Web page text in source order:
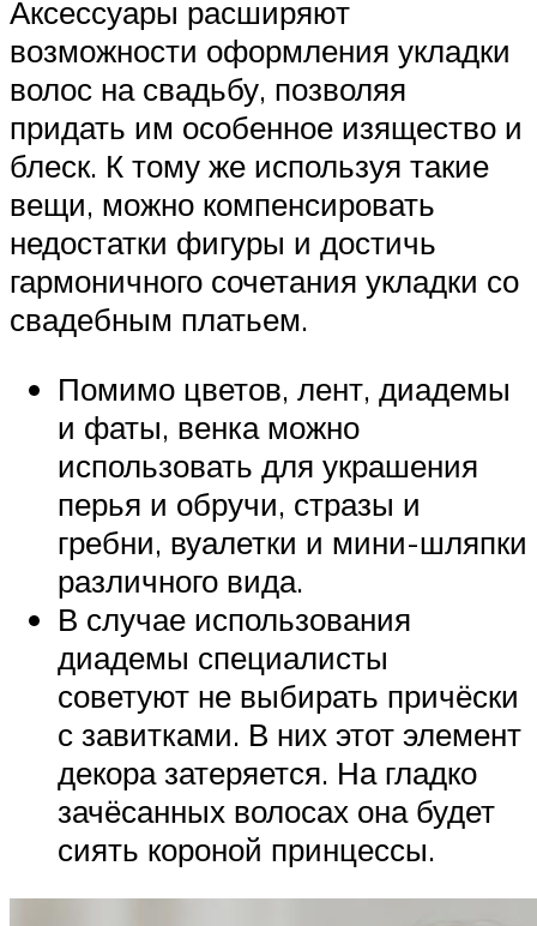
Аксессуары расширяют
возможности оформления укладки
волос на свадьбу, позволяя
придать им особенное изящество и
блеск. К тому же используя такие
вещи, можно компенсировать
недостатки фигуры и достичь
гармоничного сочетания укладки со
свадебным платьем.
Помимо цветов, лент, диадемы
и фаты, венка можно
использовать для украшения
перья и обручи, стразы и
гребни, вуалетки и мини-шляпки
различного вида.
В случае использования
диадемы специалисты
советуют не выбирать причёски
с завитками. В них этот элемент
декора затеряется. На гладко
зачёсанных волосах она будет
сиять короной принцессы.